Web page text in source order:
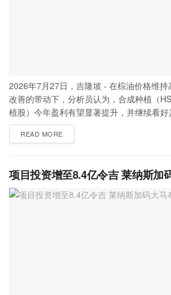
2026年7月27日，吉隆坡 - 在棕油价格维
改善的带动下，分析员认为，合成种植（
植股）今年盈利有望显著提升，并继续看好
READ MORE
项目投资增至8.4亿令吉 莱纳斯加